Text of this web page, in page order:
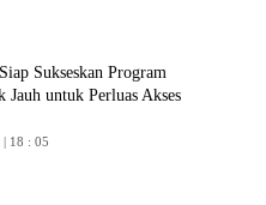
Sukseskan Program
Jauh untuk Perluas Akses
| 18 : 05